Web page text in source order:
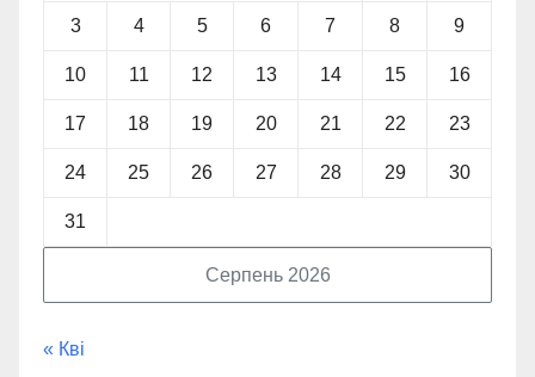
Серпень 2026
3 4 5 6 7 8 9
10 11 12 13 14 15 16
17 18 19 20 21 22 23
24 25 26 27 28 29 30
31
« Кві